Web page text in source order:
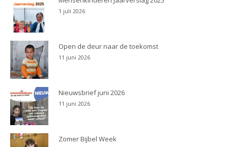
1 juli 2026
Open de deur naar de toekomst
11 juni 2026
Nieuwsbrief juni 2026
11 juni 2026
Zomer Bijbel Week